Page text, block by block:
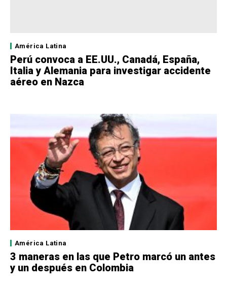
América Latina
Perú convoca a EE.UU., Canadá, España,
Italia y Alemania para investigar accidente
aéreo en Nazca
América Latina
3 maneras en las que Petro marcó un antes
y un después en Colombia